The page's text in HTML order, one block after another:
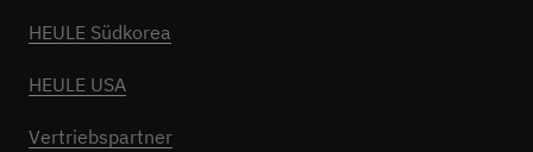
HEULE Südkorea
HEULE USA
Vertriebspartner